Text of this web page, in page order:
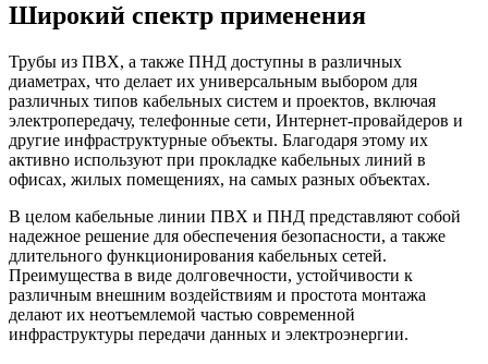
Широкий спектр применения
Трубы из ПВХ, а также ПНД доступны в различных
диаметрах, что делает их универсальным выбором для
различных типов кабельных систем и проектов, включая
электропередачу, телефонные сети, Интернет-провайдеров и
другие инфраструктурные объекты. Благодаря этому их
активно используют при прокладке кабельных линий в
офисах, жилых помещениях, на самых разных объектах.
В целом кабельные линии ПВХ и ПНД представляют собой
надежное решение для обеспечения безопасности, а также
длительного функционирования кабельных сетей.
Преимущества в виде долговечности, устойчивости к
различным внешним воздействиям и простота монтажа
делают их неотъемлемой частью современной
инфраструктуры передачи данных и электроэнергии.